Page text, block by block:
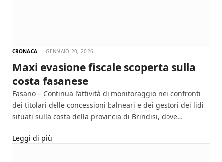
CRONACA GENNAIO 20, 2026
Maxi evasione fiscale scoperta sulla
costa fasanese
Fasano – Continua l’attività di monitoraggio nei confronti
dei titolari delle concessioni balneari e dei gestori dei lidi
situati sulla costa della provincia di Brindisi, dove…
Leggi di più